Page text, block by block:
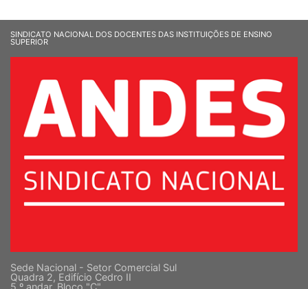
SINDICATO NACIONAL DOS DOCENTES DAS INSTITUIÇÕES DE ENSINO
SUPERIOR
Sede Nacional - Setor Comercial Sul
Quadra 2, Edifício Cedro II
5 º andar, Bloco "C"